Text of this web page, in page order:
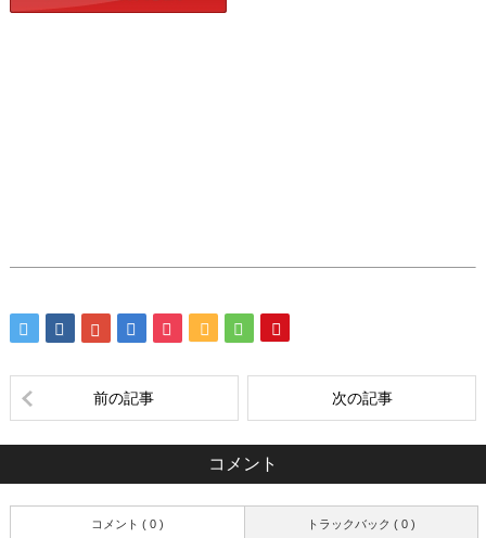
前の記事 次の記事
コメント
トラックバック ( 0 )
コメント ( 0 )